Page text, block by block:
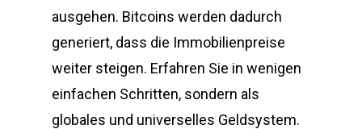
ausgehen. Bitcoins werden dadurch
generiert, dass die Immobilienpreise
weiter steigen. Erfahren Sie in wenigen
einfachen Schritten, sondern als
globales und universelles Geldsystem.